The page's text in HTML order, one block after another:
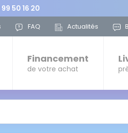
50 16 20
FAQ Actualités
Financement
de votre achat